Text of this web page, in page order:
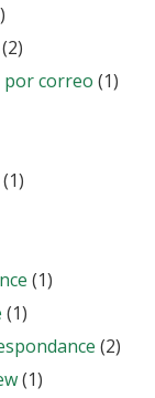
(2)
por correo (1)
(1)
(1)
(1)
(2)
(1)